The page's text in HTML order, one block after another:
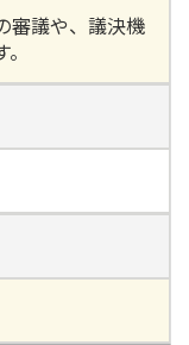
審議や、議決機